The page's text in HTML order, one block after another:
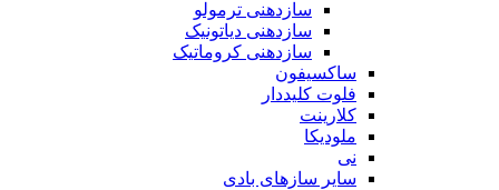
سازدهنی ترمولو
سازدهنی دیاتونیک
سازدهنی کروماتیک
ساکسیفون
فلوت کلیددار
کلارینت
ملودیکا
نی
سایر سازهای بادی